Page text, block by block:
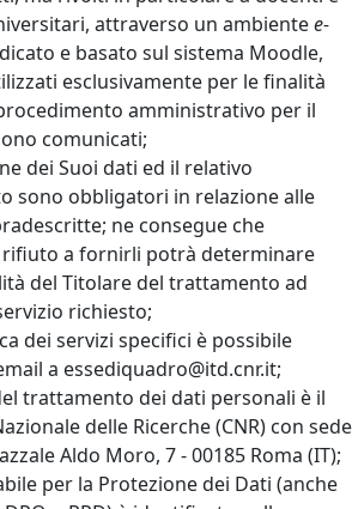
attraverso un ambientee-
e basato sul sistema Moodle,
esclusivamente per le finalità
amministrativo per il
comunicati;
dei Suoi dati ed il relativo
sono obbligatori in relazione alle
ne consegue che
rifiuto a fornirli potrà determinare
del Titolare del trattamento ad
richiesto;
dei servizi specifici è possibile
a essediquadro@itd.cnr.it;
trattamento dei dati personali è il
delle Ricerche (CNR) con sede
Aldo Moro, 7 - 00185 Roma (IT);
per la Protezione dei Dati (anche